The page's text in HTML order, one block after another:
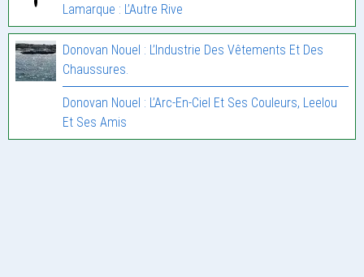
Lamarque : L’Autre Rive
Donovan Nouel : L’Industrie Des Vêtements Et Des
Chaussures.
Donovan Nouel : L’Arc-En-Ciel Et Ses Couleurs, Leelou
Et Ses Amis